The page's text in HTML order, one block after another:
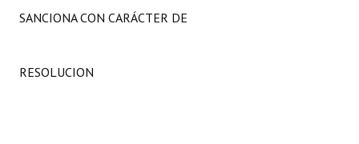
Audiencias Públicas - Registro
Periodistas Decanos - Registro
SANCIONA CON CARÁCTER DE
RESOLUCION